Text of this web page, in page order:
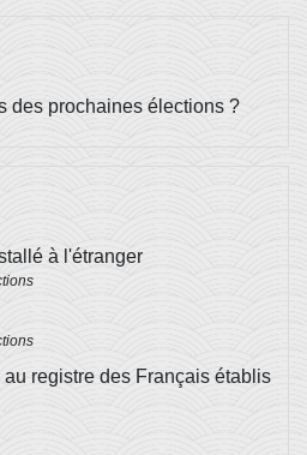
des prochaines élections ?
à l'étranger
au registre des Français établis